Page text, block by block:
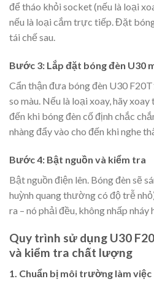
để tháo khỏi socket (nếu là loại
nếu là loại cắm trực tiếp. Đặt
tái chế sau.
Bước 3: Lắp đặt bóng đèn U30
Cẩn thận đưa bóng đèn U30
so màu. Nếu là loại xoay, hãy
đến khi bóng đèn cố định chắc
nhàng đẩy vào cho đến khi nghe
Bước 4: Bật nguồn và kiểm tra
Bật nguồn điện lên. Bóng đèn sẽ
huỳnh quang thường có độ trễ
ra – nó phải đều, không nhấp nháy
Quy trình sử dụng U30
và kiểm tra chất lượng
1. Chuẩn bị môi trường làm việc